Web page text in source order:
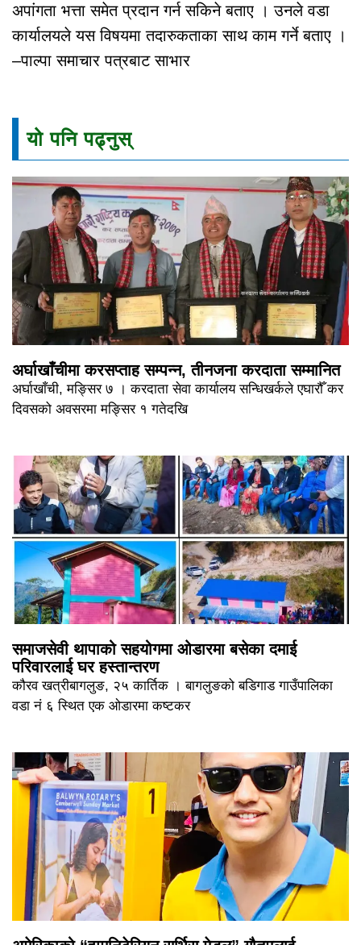
अपांगता भत्ता समेत प्रदान गर्न सकिने बताए । उनले वडा
कार्यालयले यस विषयमा तदारुकताका साथ काम गर्ने बताए ।
–पाल्पा समाचार पत्रबाट साभार
यो पनि पढ्नुस्
अर्घाखाँचीमा करसप्ताह सम्पन्न, तीनजना करदाता सम्मानित
अर्घाखाँची, मङ्सिर ७ । करदाता सेवा कार्यालय सन्धिखर्कले एघारौँ कर
दिवसको अवसरमा मङ्सिर १ गतेदखि
समाजसेवी थापाको सहयोगमा ओडारमा बसेका दमाई
परिवारलाई घर हस्तान्तरण
कौरव खत्रीबागलुङ, २५ कार्तिक । बागलुङको बडिगाड गाउँपालिका
वडा नं ६ स्थित एक ओडारमा कष्टकर